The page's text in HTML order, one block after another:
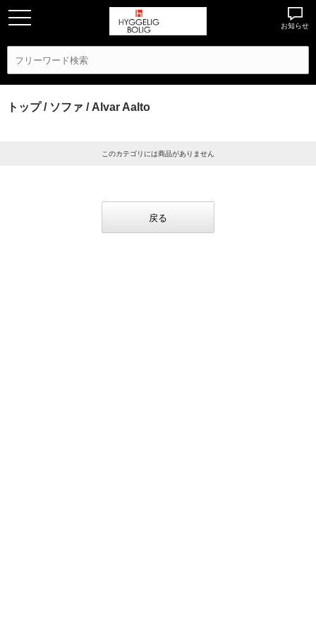
お知らせ
トップ/ ソファ / Alvar Aalto
このカテゴリには商品がありません
戻る